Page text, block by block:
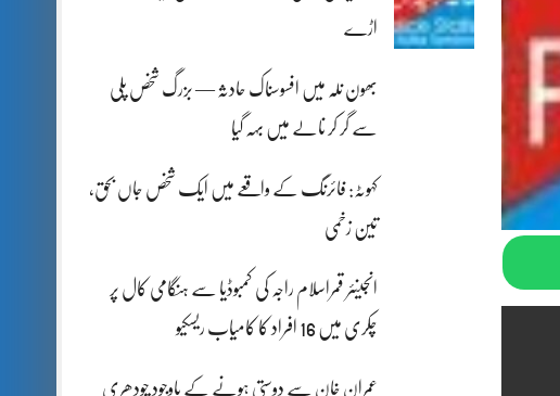
اڑے
بھون نلہ میں افسوسناک حادثہ — بزرگ شخص پلی
سے گر کر نالے میں بہہ گیا
کہوٹہ: فائرنگ کے واقعے میں ایک شخص جاں بحق،
تین زخمی
انجینئر قمراسلام راجہ کی کمبوڈیا سے ہنگامی کال پر
چکری میں 16 افراد کا کامیاب ریسکیو
عمران خان سے دوستی ہونے کے باوجود چودھری